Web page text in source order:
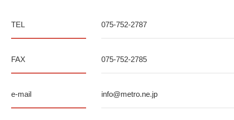
TEL 075-752-2787
FAX 075-752-2785
e-mail info@metro.ne.jp